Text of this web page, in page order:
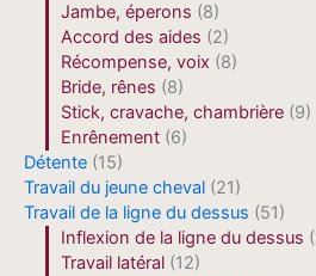
Jambe, éperons (8)
Accord des aides (2)
Récompense, voix (8)
Bride, rênes (8)
Stick, cravache, chambrière (9)
Enrênement (6)
Détente (15)
Travail du jeune cheval (21)
Travail de la ligne du dessus (51)
Inflexion de la ligne du dessus
Travail latéral (12)